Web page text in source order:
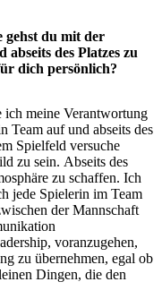
gehst du mit der
des Platzes zu
dich persönlich?
meine Verantwortung
Team auf und abseits des
Spielfeld versuche
zu sein. Abseits des
zu schaffen. Ich
jede Spielerin im Team
der Mannschaft
voranzugehen,
zu übernehmen, egal ob
Dingen, die den